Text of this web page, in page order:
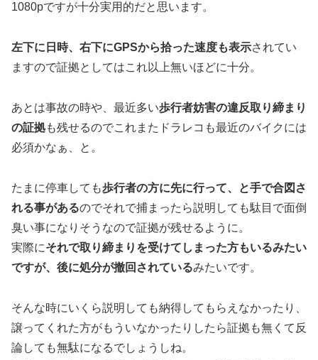
1080pですが十分実用的だと思います。
左下に日時、右下にGPSから拾った速度も表示されてい
ますので証拠としてはこれ以上無いほどに十分。
あとは事故の時や、最近多い歩行者妨害の違反取り締まり
の証拠も残せるのでこれまたドラレコも最近のバイクには
必須かなぁ、と。
たまに停車しても歩行者の方に先に行って、と手で合図さ
れる事があるのでそれで捕まったら説明しても駄目で面倒
臭い事になりそうなので証拠が残せるように。
実際にそれで取り締まりを受けてしまった方もいるみたい
ですが、後に処分が撤回されているみたいです。
そんな時にいくら説明しても納得してもらえなかったり、
譲ってくれた方がもういなかったりしたら証拠も無くて反
論しても無駄になるでしょうしね。